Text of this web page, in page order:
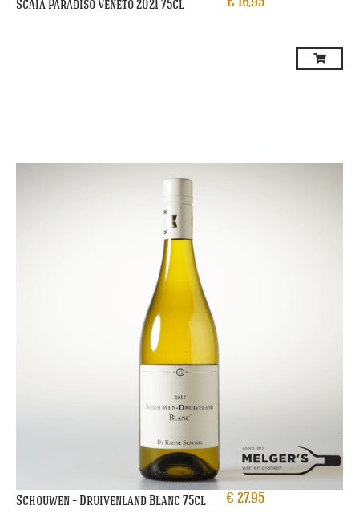
Scaia Paradiso Veneto 2021 75cl
Schouwen – Druivenland Blanc 75cl € 27,95